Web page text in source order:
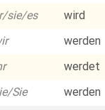
sie/es
wird
werden
werdet
Sie
werden